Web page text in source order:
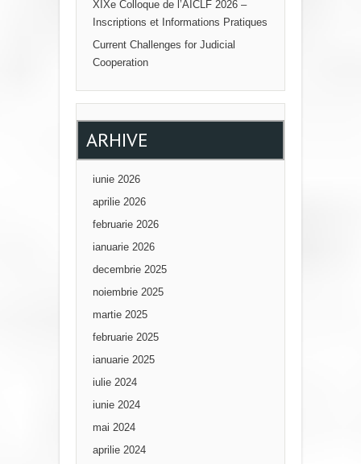
XIXe Colloque de l’AICLF 2026 –
Inscriptions et Informations Pratiques
Current Challenges for Judicial
Cooperation
ARHIVE
iunie 2026
aprilie 2026
februarie 2026
ianuarie 2026
decembrie 2025
noiembrie 2025
martie 2025
februarie 2025
ianuarie 2025
iulie 2024
iunie 2024
mai 2024
aprilie 2024